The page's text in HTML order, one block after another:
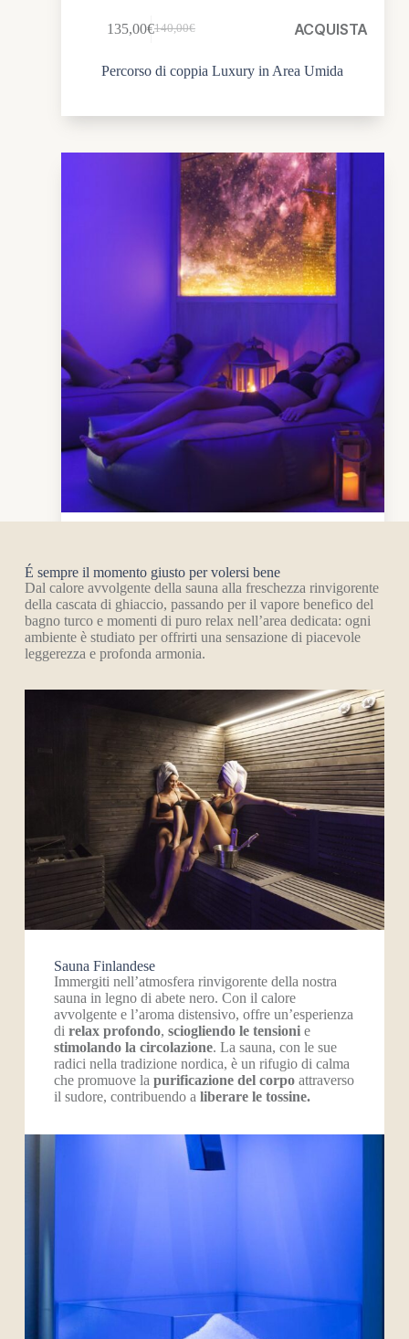
140,00€
135,00€ ACQUISTA
Percorso di coppia Luxury in Area Umida
NextSPA Club – Membership Benessere Stagionale
É sempre il momento giusto per volersi bene
Dal calore avvolgente della sauna alla freschezza rinvigorente
della cascata di ghiaccio, passando per il vapore benefico del
bagno turco e momenti di puro relax nell’area dedicata: ogni
ambiente è studiato per offrirti una sensazione di piacevole
leggerezza e profonda armonia.
Sauna Finlandese​
Immergiti nell’atmosfera rinvigorente della nostra
sauna in legno di abete nero. Con il calore
avvolgente e l’aroma distensivo, offre un’esperienza
di relax profondo, sciogliendo le tensionie
stimolando la circolazione. La sauna, con le sue
radici nella tradizione nordica, è un rifugio di calma
che promuove la purificazione del corpoattraverso
il sudore, contribuendo a liberare le tossine.